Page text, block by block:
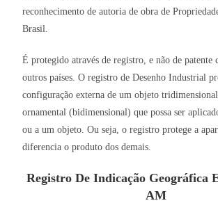
reconhecimento de autoria de obra de
Brasil.
É protegido através de registro, e não de patente
outros países. O registro de Desenho Industrial
configuração externa de um objeto
ornamental (bidimensional) que possa ser
ou a um objeto. Ou seja, o registro protege a
diferencia o produto dos demais.
Registro De Indicação Geográfica
AM